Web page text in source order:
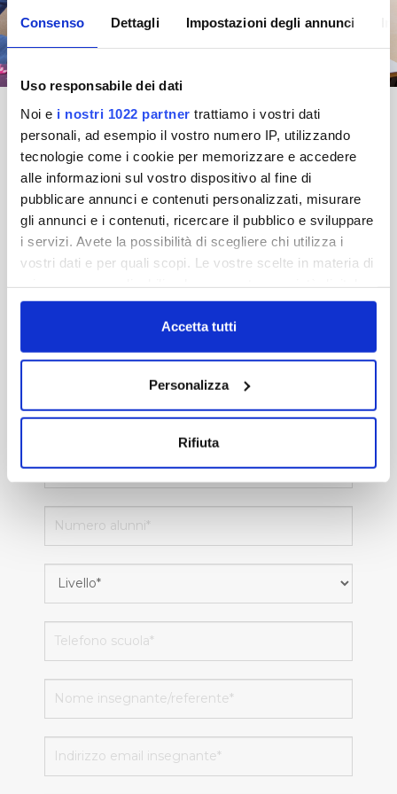
Consenso Dettagli Impostazioni degli annunci
Uso responsabile dei dati
Noi e i nostri 1022 partner trattiamo i vostri dati
personali, ad esempio il vostro numero IP, utilizzando
tecnologie come i cookie per memorizzare e accedere
alle informazioni sul vostro dispositivo al fine di
pubblicare annunci e contenuti personalizzati, misurare
gli annunci e i contenuti, ricercare il pubblico e sviluppare
i servizi. Avete la possibilità di scegliere chi utilizza i
vostri dati e per quali scopi. Le vostre scelte in materia di
in cui avete effettuato le vostre scelte. È possibile
modificare o revocare il proprio consenso in qualsiasi
momento dalla Dichiarazione sui cookie o facendo clic
Con il tuo consenso, vorremmo anche:
raccogliere informazioni sulla tua posizione
attivamente alla ricerca di caratteristiche specifiche
(impronte digitali).
Approfondisci come vengono elaborati i tuoi dati personali
e imposta le tue preferenze nella
. Puoi
fruibile il sito web abilitandone funzionalità di base quali
la navigazione sulle pagine e l'accesso alle aree
protette. In linea con le preferenze manifestate
dall’Utente e con i consensi dallo stesso prestati, i
cookie possono essere inoltre utilizzati per analizzare il
Accetta tutti
Personalizza
Rifiuta
MODULO D'ISCRIZIONE